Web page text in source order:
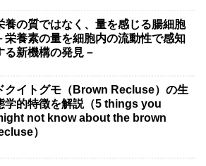
養の質ではなく、量を感じる腸細胞
栄養素の量を細胞内の流動性で感知
る新機構の発見－
クイトグモ（Brown Recluse）の生
学的特徴を解説（5 things you
not know about the brown
）